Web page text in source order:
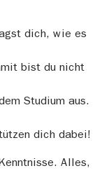
dich, wie es
bist du nicht
Studium aus.
dich dabei!
Alles,